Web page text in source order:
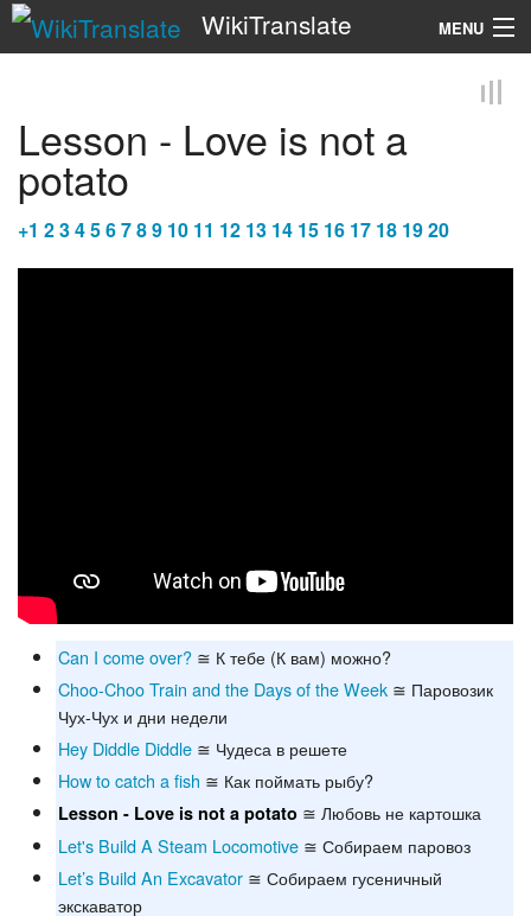
WikiTranslate MENU
Lesson - Love is not a
potato
+1 23456789 10 11 12 13 14 15 16 17 18 1920
Can I come over? ≅ К тебе (К вам) можно?
Choo-Choo Train and the Days of the Week ≅ Паровозик
Чух-Чух и дни недели
Hey Diddle Diddle ≅ Чудеса в решете
How to catch a fish ≅ Как поймать рыбу?
Lesson - Love is not a potato ≅ Любовь не картошка
Let's Build A Steam Locomotive ≅ Собираем паровоз
Let’s Build An Excavator ≅ Собираем гусеничный
экскаватор